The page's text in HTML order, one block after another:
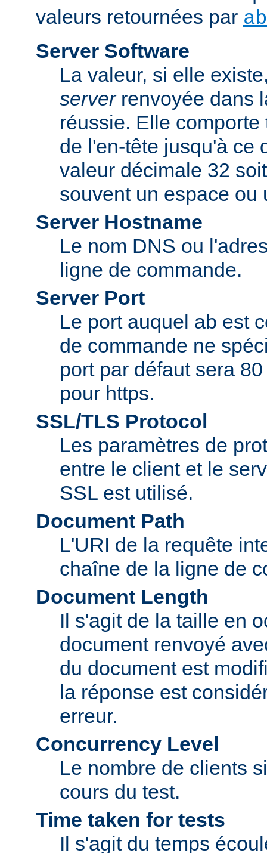
valeurs retournées par ab
Server Software
La valeur, si elle
serverrenvoyée dans
réussie. Elle
de l'en-tête jusqu'à ce
valeur décimale 32
souvent un espace ou
Server Hostname
Le nom DNS ou
ligne de commande.
Server Port
Le port auquel ab est
de commande ne
port par défaut sera
pour https.
SSL/TLS Protocol
Les paramètres de
entre le client et le
SSL est utilisé.
Document Path
L'URI de la requête
chaîne de la ligne de
Document Length
Il s'agit de la taille en
document renvoyé
du document est
la réponse est
erreur.
Concurrency Level
Le nombre de clients
cours du test.
Time taken for tests
Il s'agit du temps